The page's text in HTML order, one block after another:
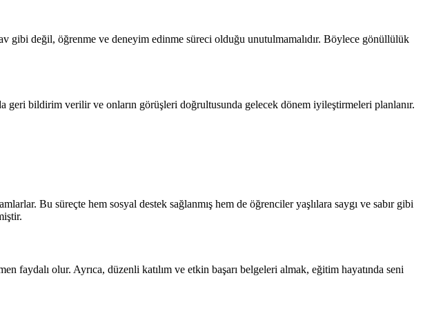
gibi değil, öğrenme ve deneyim edinme süreci olduğu unutulmamalıdır. Böylece gönüllülük
geri bildirim verilir ve onların görüşleri doğrultusunda gelecek dönem iyileştirmeleri planlanır.
Bu süreçte hem sosyal destek sağlanmış hem de öğrenciler yaşlılara saygı ve sabır gibi
faydalı olur. Ayrıca, düzenli katılım ve etkin başarı belgeleri almak, eğitim hayatında seni